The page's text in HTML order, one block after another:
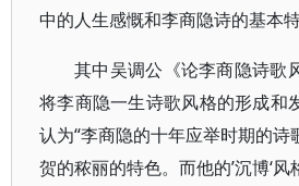
中的人生感慨和李商隐诗的基本特
其中吴调公《论李商隐诗歌
将李商隐一生诗歌风格的形成和
认为“李商隐的十年应举时期的
贺的秾丽的特色。而他的’沉博‘